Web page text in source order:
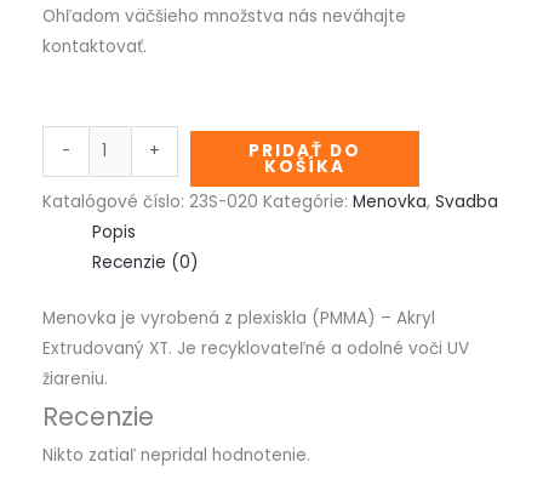
Ohľadom väčšieho množstva nás neváhajte
kontaktovať.
- + PRIDAŤ DO
KOŠÍKA
Katalógové číslo: 23S-020 Kategórie: Menovka, Svadba
Popis
Recenzie (0)
Menovka je vyrobená z plexiskla (PMMA) – Akryl
Extrudovaný XT. Je recyklovateľné a odolné voči UV
žiareniu.
Recenzie
Nikto zatiaľ nepridal hodnotenie.